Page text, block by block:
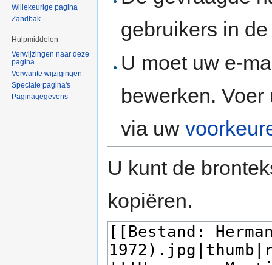
gebruikers in
U moet uw e-
bewerken.
via uw
U kunt de
kopiëren.
Willekeurige pagina
Zandbak
Hulpmiddelen
Verwijzingen naar deze
pagina
Verwante wijzigingen
Speciale pagina's
Paginagegevens